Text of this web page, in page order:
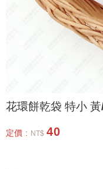
花環餅乾袋 特小 黃
定價 : NT$ 40